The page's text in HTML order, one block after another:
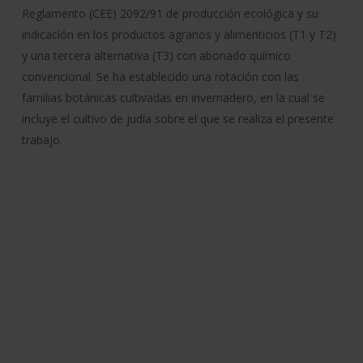
Reglamento (CEE) 2092/91 de producción ecológica y su
indicación en los productos agrarios y alimenticios (T1 y T2)
y una tercera alternativa (T3) con abonado químico
convencional. Se ha establecido una rotación con las
familias botánicas cultivadas en invernadero, en la cual se
incluye el cultivo de judía sobre el que se realiza el presente
trabajo.